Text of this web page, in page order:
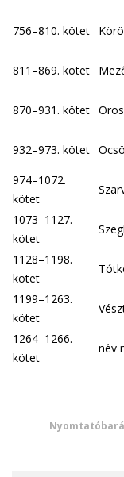
756–810. kötet
811–869. kötet
870–931. kötet
932–973. kötet
974–1072.
kötet
1073–1127.
kötet
1128–1198.
kötet
1199–1263.
kötet
1264–1266.
kötet
név